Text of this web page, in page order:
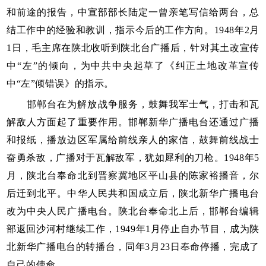
和前途的报告，中宣部部长陆定一曾亲笔写信给两台，总
结工作中的经验和教训，指示今后的工作方向。1948年2月
1日，毛主席在陕北收听到陕北台广播后，针对其土改宣传
中“左”的倾向，为中共中央起草了《纠正土地改革宣传
中“左”倾错误》的指示。
邯郸台在为解放战争服务，鼓舞我军士气，打击和瓦
解敌人方面起了重要作用。邯郸新华广播电台还通过广播
和报纸，播放边区军属给前线亲人的家信，鼓舞前线战士
奋勇杀敌，广播对于瓦解敌军，犹如犀利的刀枪。1948年5
月，陕北台奉命北到晋察冀地区平山县的陈家裕播音，尔
后迁到北平。中华人民共和国成立后，陕北新华广播电台
改为中央人民广播电台。陕北台奉命北上后，邯郸台编辑
部返回沙河村继续工作，1949年1月停止自办节目，成为陕
北新华广播电台的转播台，同年3月23日奉命停播，完成了